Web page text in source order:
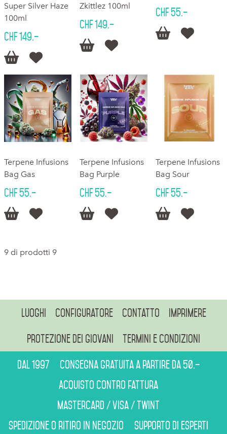
Super Silver Haze
100ml
CHF 149.–
 
Zkittlez 100ml
CHF 149.–
 
CHF 55.–
 
Terpene Infusions
Bag Gas
CHF 55.–
 
Terpene Infusions
Bag Purple
CHF 55.–
 
Terpene Infusions
Bag Sour
CHF 55.–
 
9 di prodotti 9
Luoghi Configuratore Contatto Imprimere
Protezione dei giovani Termini e condizioni
Dal 1997
Consegna gratuita a partire da 50.–
Acquisto contro fattura
Mastercard / Visa / Twint
Spedizione o ritiro in negozio
Supporto di esperti